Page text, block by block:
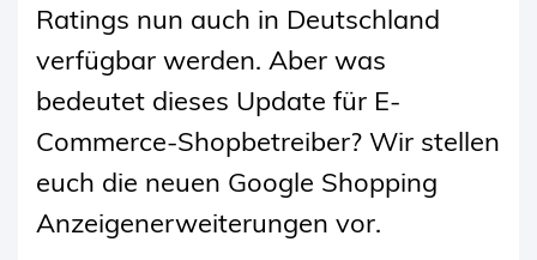
Ratings nun auch in Deutschland
verfügbar werden. Aber was
bedeutet dieses Update für E-
Commerce-Shopbetreiber? Wir stellen
euch die neuen Google Shopping
Anzeigenerweiterungen vor.